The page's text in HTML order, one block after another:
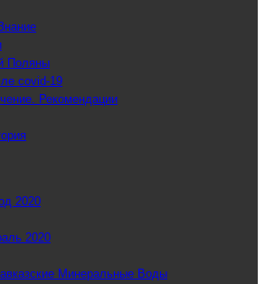
Поляны
covid-19
Рекомендации
2020
2020
Минеральные Воды